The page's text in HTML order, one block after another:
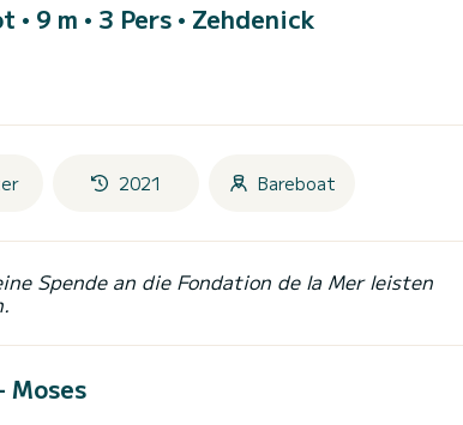
• 9 m • 3 Pers • Zehdenick
2021 Bareboat
Spende an die Fondation de la Mer leisten
Moses